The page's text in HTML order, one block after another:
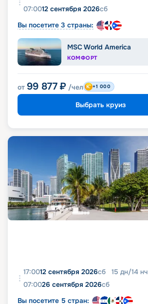
07:0012 сентября 2026сб
Вы посетите 3 страны:
MSC World America
КОМФОРТ
от 99 877 ₽ /чел +1 000
Выбрать круиз
17:0012 сентября 2026сб 15 дн/14 нч
07:0026 сентября 2026сб
Вы посетите 5 стран: